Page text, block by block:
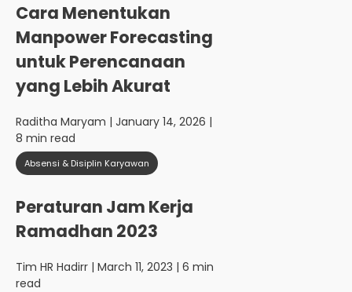
Cara Menentukan
Manpower Forecasting
untuk Perencanaan
yang Lebih Akurat
Raditha Maryam | January 14, 2026 |
8 min read
Absensi & Disiplin Karyawan
Peraturan Jam Kerja
Ramadhan 2023
Tim HR Hadirr | March 11, 2023 | 6 min
read